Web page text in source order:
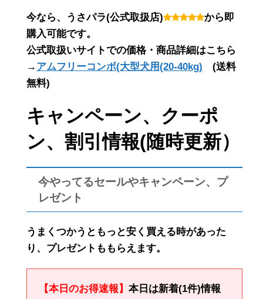
今なら、うさパラ(公式取扱店)
から即
購入可能です。
公式取扱いサイトでの価格・商品詳細はこちら
→ アムフリーコンボ(大型犬用(20-40kg) (送料
無料)
キャンペーン、クーポ
ン、割引情報(随時更新）
今やってるセールやキャンペーン、プ
レゼント
うまくつかうともっと安く買える時があった
り、プレゼントももらえます。
【本日のお得速報】 本日は新着(1件)情報